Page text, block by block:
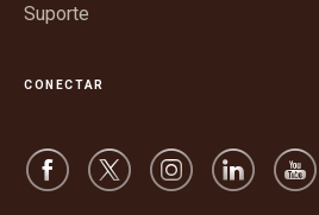
Suporte
CONECTAR